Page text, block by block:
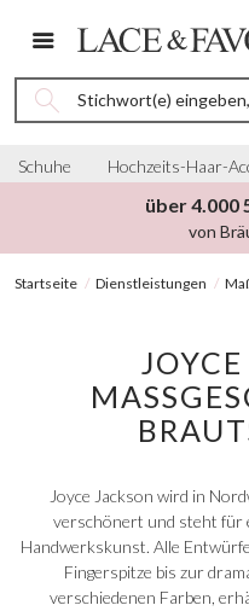
Stichwort(e)
Schuhe Hochzeits-Haar-
über 4.000
von
Startseite Dienstleistungen
Joyce Jackson wird in
verschönert und steht für
Handwerkskunst. Alle
Fingerspitze bis zur
verschiedenen Farben,